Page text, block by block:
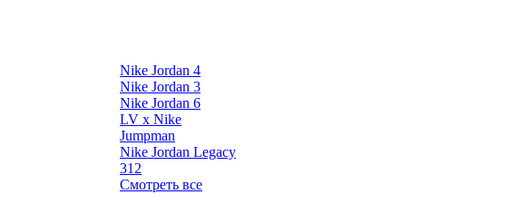
Nike Jordan 4
Nike Jordan 3
Nike Jordan 6
LV x Nike
Jumpman
Nike Jordan Legacy
312
Смотреть все